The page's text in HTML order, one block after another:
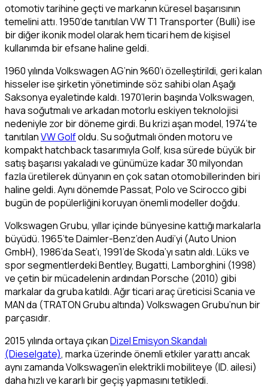
otomotiv tarihine geçti ve markanın küresel başarısının
temelini attı. 1950’de tanıtılan VW T1 Transporter (Bulli) ise
bir diğer ikonik model olarak hem ticari hem de kişisel
kullanımda bir efsane haline geldi.
1960 yılında Volkswagen AG’nin %60’ı özelleştirildi, geri kalan
hisseler ise şirketin yönetiminde söz sahibi olan Aşağı
Saksonya eyaletinde kaldı. 1970’lerin başında Volkswagen,
hava soğutmalı ve arkadan motorlu eskiyen teknolojisi
nedeniyle zor bir döneme girdi. Bu krizi aşan model, 1974’te
tanıtılanVW Golfoldu. Su soğutmalı önden motoru ve
kompakt hatchback tasarımıyla Golf, kısa sürede büyük bir
satış başarısı yakaladı ve günümüze kadar 30 milyondan
fazla üretilerek dünyanın en çok satan otomobillerinden biri
haline geldi. Aynı dönemde Passat, Polo ve Scirocco gibi
bugün de popülerliğini koruyan önemli modeller doğdu.
Volkswagen Grubu, yıllar içinde bünyesine kattığı markalarla
büyüdü. 1965’te Daimler-Benz’den Audi’yi (Auto Union
GmbH), 1986’da Seat’ı, 1991’de Skoda’yı satın aldı. Lüks ve
spor segmentlerdeki Bentley, Bugatti, Lamborghini (1998)
ve çetin bir mücadelenin ardından Porsche (2010) gibi
markalar da gruba katıldı. Ağır ticari araç üreticisi Scania ve
MAN da (TRATON Grubu altında) Volkswagen Grubu’nun bir
parçasıdır.
2015 yılında ortaya çıkanDizel Emisyon Skandalı
(Dieselgate), marka üzerinde önemli etkiler yarattı ancak
aynı zamanda Volkswagen’in elektrikli mobiliteye (ID. ailesi)
daha hızlı ve kararlı bir geçiş yapmasını tetikledi.